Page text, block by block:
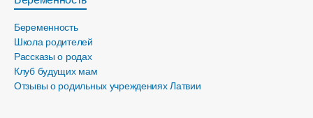
Беременность
Школа родителей
Рассказы о родах
Клуб будущих мам
Отзывы о родильных учреждениях Латвии